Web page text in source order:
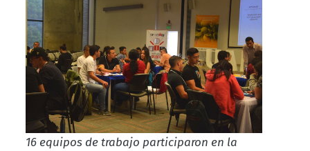
16 equipos de trabajo participaron en la